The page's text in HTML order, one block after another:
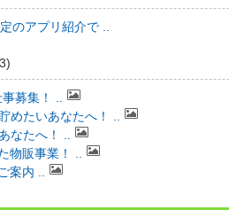
のアプリ紹介で ..
募集！ ..
めたいあなたへ！ ..
なたへ！ ..
物販事業！ ..
案内 ..